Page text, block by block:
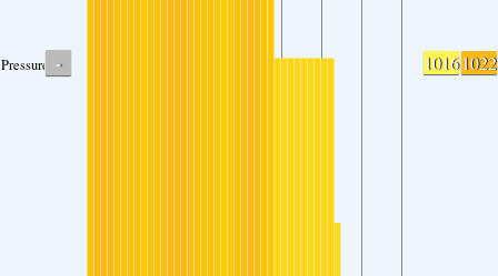
Pressure - 10161022